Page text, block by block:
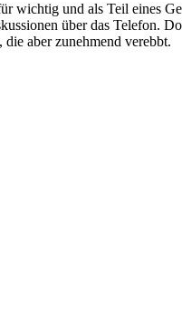
wichtig und als Teil eines
über das Telefon.
aber zunehmend verebbt.